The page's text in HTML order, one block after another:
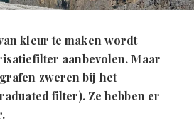
kleur te maken wordt
aanbevolen. Maar
zweren bij het
filter). Ze hebben er